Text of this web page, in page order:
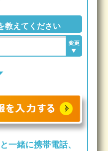
教えてください
一緒に携帯電話、